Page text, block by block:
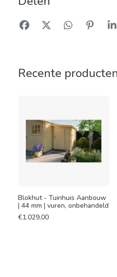
Recente
Blokhut - Tuinhuis Aanbouw
| 44 mm | vuren, onbehandeld
€1.029,00